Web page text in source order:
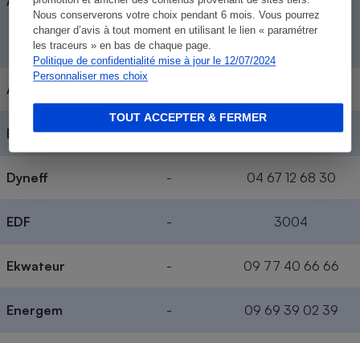
Nous conserverons votre choix pendant 6 mois. Vous pourrez
changer d’avis à tout moment en utilisant le lien « paramétrer
les traceurs » en bas de chaque page.
Politique de confidentialité mise à jour le 12/07/2024
Personnaliser mes choix
TOUT ACCEPTER & FERMER
(compteur)
098 098 50 50
Alterna
Butagaz - 09 69 39 09 19
Dyneff - 04 67 12 68 30
EDF - 3004
Ekwateur - 09 77 40 66 66
Energem - 09 69 39 02 39